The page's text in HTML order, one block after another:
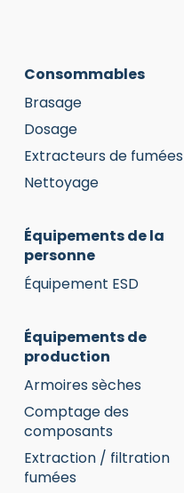
Consommables
Brasage
Dosage
Extracteurs de fumées
Nettoyage
Équipements de la
personne
Équipement ESD
Équipements de
production
Armoires sèches
Comptage des
composants
Extraction / filtration
fumées